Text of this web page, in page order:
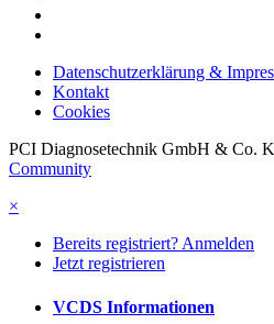
Datenschutzerklärung &
Kontakt
Cookies
PCI Diagnosetechnik GmbH & Co.
Community
×
Bereits registriert? Anmelden
Jetzt registrieren
VCDS Informationen